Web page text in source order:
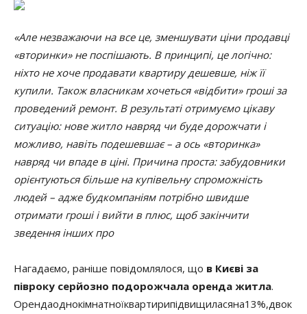
«Але незважаючи на все це, зменшувати ціни продавці
«вторинки» не поспішають. В принципі, це логічно:
ніхто не хоче продавати квартиру дешевше, ніж її
купили. Також власникам хочеться «відбити» гроші за
проведений ремонт. В результаті отримуємо цікаву
ситуацію: нове житло навряд чи буде дорожчати і
можливо, навіть подешевшає – а ось «вторинка»
навряд чи впаде в ціні. Причина проста: забудовники
орієнтуються більше на купівельну спроможність
людей – адже будкомпаніям потрібно швидше
отримати гроші і вийти в плюс, щоб закінчити
зведення інших про
Нагадаємо, раніше повідомлялося, що в Києві за
півроку серйозно подорожчала оренда житла.
Орендаоднокімнатноїквартирипідвищиласяна13%,двок